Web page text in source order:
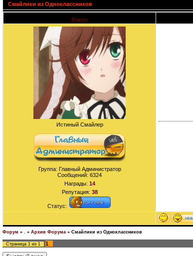
Смайлики из Одноклассников
Вирус
Истиный Смайлер
Группа: Главный Администратор
Сообщений: 6324
Награды: 14
Репутация: 38
Статус:
Форум » » Архив Форума » Смайлики из Одноклассников
Страница 1 из 1
1